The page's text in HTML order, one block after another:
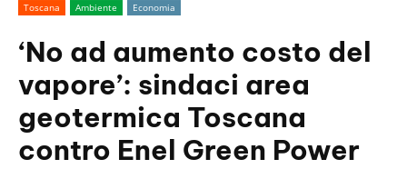
Toscana Ambiente Economia
‘No ad aumento costo del
vapore’: sindaci area
geotermica Toscana
contro Enel Green Power